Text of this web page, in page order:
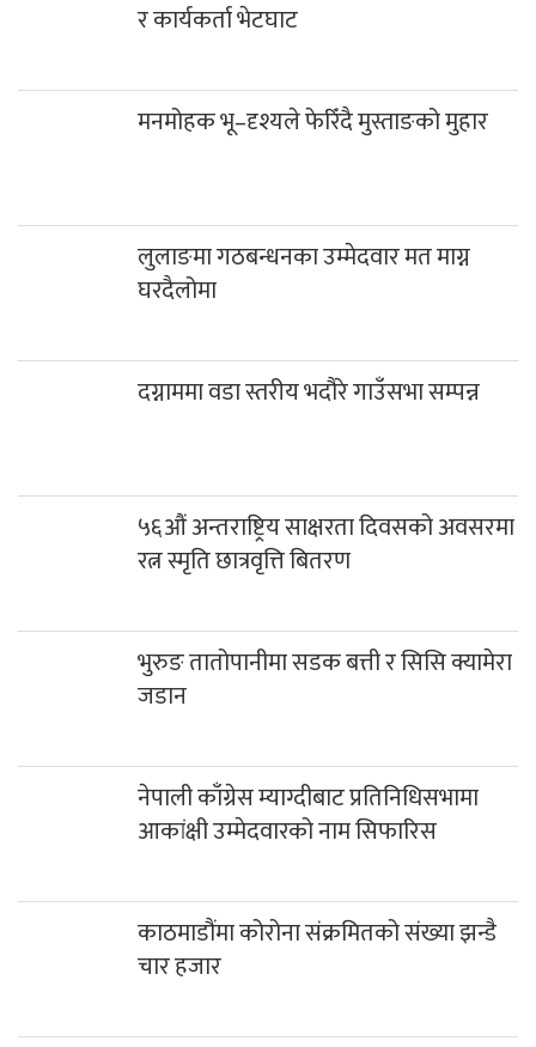
र कार्यकर्ता भेटघाट
मनमोहक भू–दृश्यले फेरिँदै मुस्ताङको मुहार
लुलाङमा गठबन्धनका उम्मेदवार मत माग्न
घरदैलोमा
दग्नाममा वडा स्तरीय भदौरे गाउँसभा सम्पन्न
५६औं अन्तराष्ट्रिय साक्षरता दिवसको अवसरमा
रत्न स्मृति छात्रवृत्ति बितरण
भुरुङ तातोपानीमा सडक बत्ती र सिसि क्यामेरा
जडान
नेपाली काँग्रेस म्याग्दीबाट प्रतिनिधिसभामा
आकांक्षी उम्मेदवारको नाम सिफारिस
काठमाडौंमा कोरोना संक्रमितको संख्या झन्डै
चार हजार